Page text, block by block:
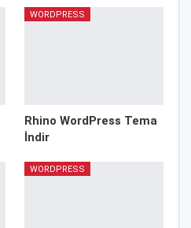
WORDPRESS
Rhino WordPress Tema
İndir
WORDPRESS